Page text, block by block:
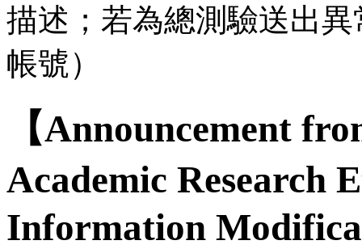
描述；若為總測驗送出
帳號）
【Announcement
Academic Research
Information